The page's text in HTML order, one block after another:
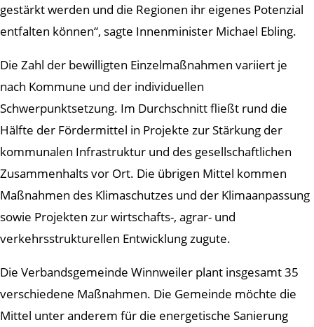
gestärkt werden und die Regionen ihr eigenes Potenzial
entfalten können“, sagte Innenminister Michael Ebling.
Die Zahl der bewilligten Einzelmaßnahmen variiert je
nach Kommune und der individuellen
Schwerpunktsetzung. Im Durchschnitt fließt rund die
Hälfte der Fördermittel in Projekte zur Stärkung der
kommunalen Infrastruktur und des gesellschaftlichen
Zusammenhalts vor Ort. Die übrigen Mittel kommen
Maßnahmen des Klimaschutzes und der Klimaanpassung
sowie Projekten zur wirtschafts-, agrar- und
verkehrsstrukturellen Entwicklung zugute.
Die Verbandsgemeinde Winnweiler plant insgesamt 35
verschiedene Maßnahmen. Die Gemeinde möchte die
Mittel unter anderem für die energetische Sanierung